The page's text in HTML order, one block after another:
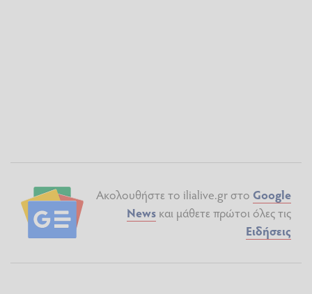
Ακολουθήστε το ilialive.gr στο Google
News και μάθετε πρώτοι όλες τις
Ειδήσεις